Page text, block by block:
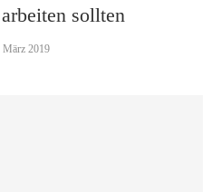
sollten
März 2019